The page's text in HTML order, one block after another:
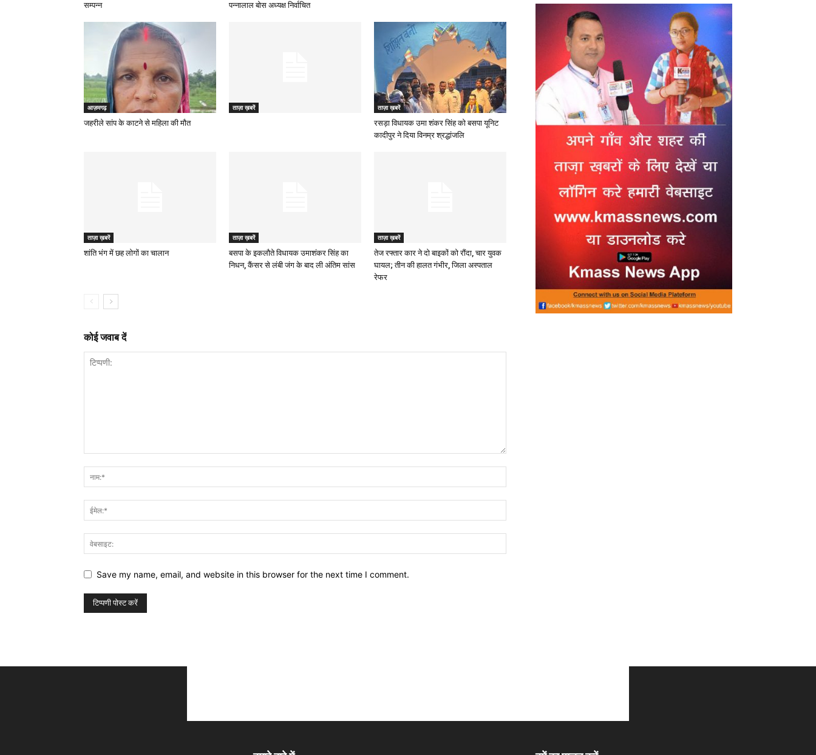
सम्पन्न
पन्नालाल बोस अध्यक्ष निर्वाचित
आज़मगढ़
जहरीले सांप के काटने से महिला की मौत
ताज़ा ख़बरें ताज़ा ख़बरें
रसड़ा विधायक उमा शंकर सिंह को बसपा यूनिट
कादीपुर ने दिया विनम्र श्रद्धांजलि
ताज़ा ख़बरें
शांति भंग में छह लोगों का चालान
ताज़ा ख़बरें
बसपा के इकलौते विधायक उमाशंकर सिंह का
निधन, कैंसर से लंबी जंग के बाद ली अंतिम सांस
ताज़ा ख़बरें
तेज रफ्तार कार ने दो बाइकों को रौंदा, चार युवक
घायल; तीन की हालत गंभीर, जिला अस्पताल
रेफर
कोई जवाब दें
Save my name, email, and website in this browser for the next time I comment.